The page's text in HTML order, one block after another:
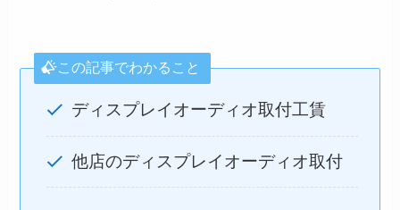
この記事でわかること
ディスプレイオーディオ取付工賃
他店のディスプレイオーディオ取付